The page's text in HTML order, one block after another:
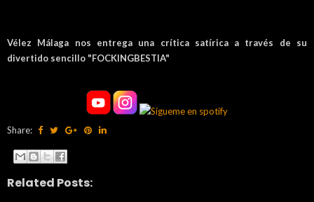
Vélez Málaga nos entrega una crítica satírica a través de su
divertido sencillo "FOCKINGBESTIA"
Share:
Related Posts: